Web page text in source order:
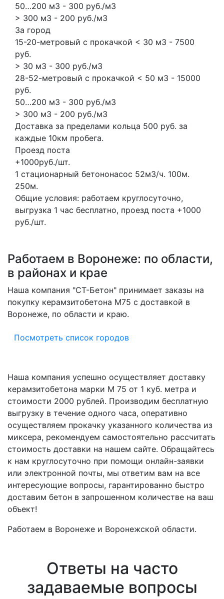
50…200 м3 - 300 руб./м3
> 300 м3 - 200 руб./м3
За город
15-20-метровый с прокачкой < 30 м3 - 7500
руб.
> 30 м3 - 300 руб./м3
28-52-метровый с прокачкой < 50 м3 - 15000
руб.
50…200 м3 - 300 руб./м3
> 300 м3 - 200 руб./м3
Доставка за пределами кольца 500 руб. за
каждые 10км пробега.
Проезд поста
+1000руб./шт.
1 стационарный бетононасос 52м3/ч. 100м.
250м.
Общие условия: работаем круглосуточно,
выгрузка 1 час бесплатно, проезд поста +1000
руб./шт.
Работаем в Воронеже: по области,
в районах и крае
Наша компания "СТ-Бетон" принимает заказы на
покупку керамзитобетона M75 с доставкой в
Воронеже, по области и краю.
Посмотреть список городов
Наша компания успешно осуществляет доставку
керамзитобетона марки M 75 от 1 куб. метра и
стоимости 2000 рублей. Производим бесплатную
выгрузку в течение одного часа, оперативно
осуществляем прокачку указанного количества из
миксера, рекомендуем самостоятельно рассчитать
стоимость доставки на нашем сайте. Обращайтесь
к нам круглосуточно при помощи онлайн-заявки
или электронной почты, мы ответим вам на все
интересующие вопросы, гарантированно быстро
доставим бетон в запрошенном количестве на ваш
объект!
Работаем в Воронеже и Воронежской области.
Ответы на часто
задаваемые вопросы